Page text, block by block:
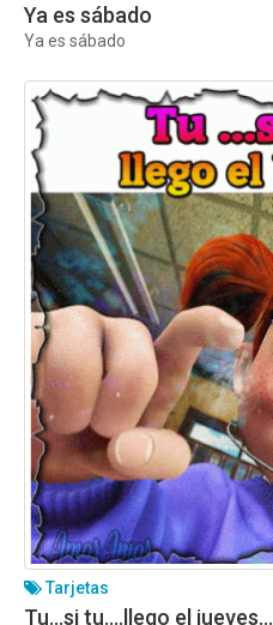
Ya es sábado
Ya es sábado
Tarjetas
Tu…si tu….llego el jueves…